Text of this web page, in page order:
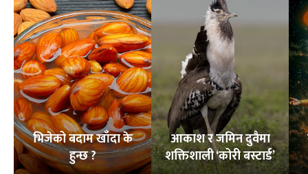
भिजेको बदाम खाँदा के
हुन्छ ?
आकाश र जमिन दुवैमा
शक्तिशाली ‘कोरी बस्टार्ड’